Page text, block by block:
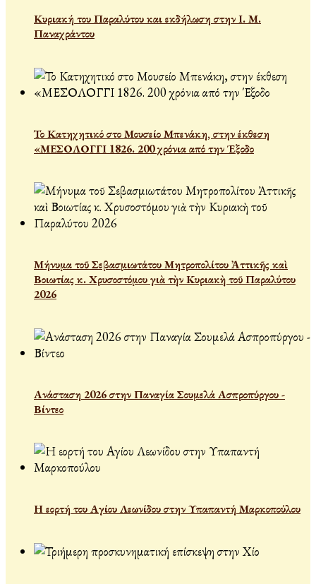
Κυριακή του Παραλύτου και εκδήλωση στην Ι. Μ.
Παναχράντου
Το Κατηχητικό στο Μουσείο Μπενάκη, στην έκθεση
«ΜΕΣΟΛΟΓΓΙ 1826. 200 χρόνια από την Έξοδο
Μήνυμα τοῦ Σεβασμιωτάτου Μητροπολίτου Ἀττικῆς καὶ
Βοιωτίας κ. Χρυσοστόμου γιὰ τὴν Κυριακὴ τοῦ Παραλύτου
2026
Ανάσταση 2026 στην Παναγία Σουμελά Ασπροπύργου -
Βίντεο
Η εορτή του Αγίου Λεωνίδου στην Υπαπαντή Μαρκοπούλου